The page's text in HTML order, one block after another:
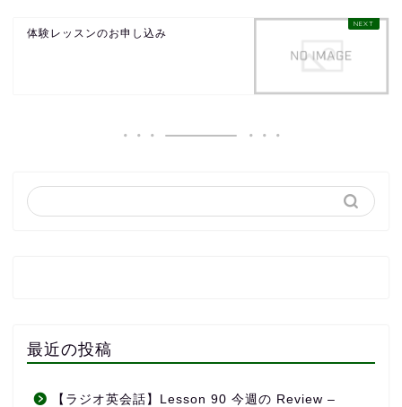
体験レッスンのお申し込み
最近の投稿
【ラジオ英会話】Lesson 90 今週の Review –